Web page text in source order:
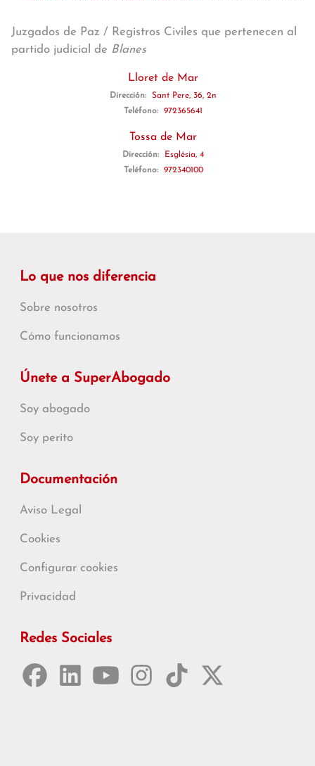
Juzgados de Paz / Registros Civiles que pertenecen al
partido judicial de Blanes
Lloret de Mar
Dirección:
Sant Pere, 36, 2n
Teléfono:
972365641
Tossa de Mar
Dirección:
Església, 4
Teléfono:
972340100
Lo que nos diferencia
Sobre nosotros
Cómo funcionamos
Únete a SuperAbogado
Soy abogado
Soy perito
Documentación
Aviso Legal
Cookies
Configurar cookies
Privacidad
Redes Sociales